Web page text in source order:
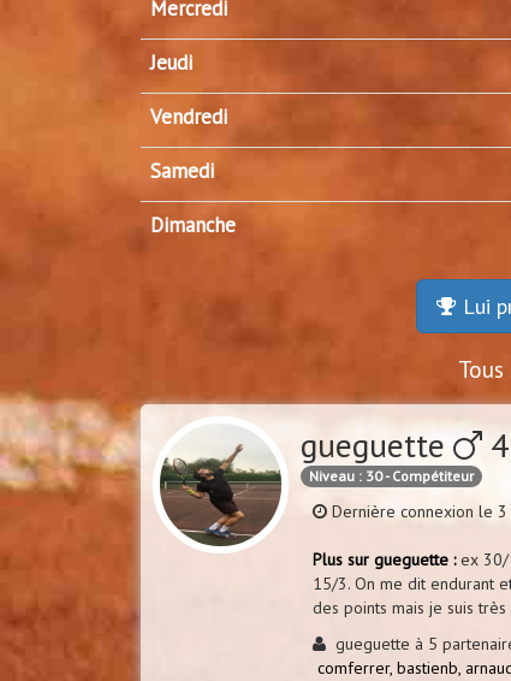
Mercredi
Jeudi
Vendredi
Samedi
Dimanche
Lui
gueguette
Niveau : 30 - Compétiteur
Dernière connexion le 3
Plus sur gueguette :ex 30/
15/3. On me dit endurant
des points mais je suis très
gueguette à 5
comferrer,bastienb,